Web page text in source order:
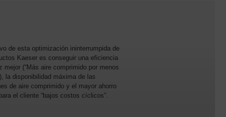
de esta optimización ininterrumpida de
Kaeser es conseguir una eficiencia
mejor (“Más aire comprimido por menos
la disponibilidad máxima de las
de aire comprimido y el mayor ahorro
el cliente “bajos costos cíclicos”.